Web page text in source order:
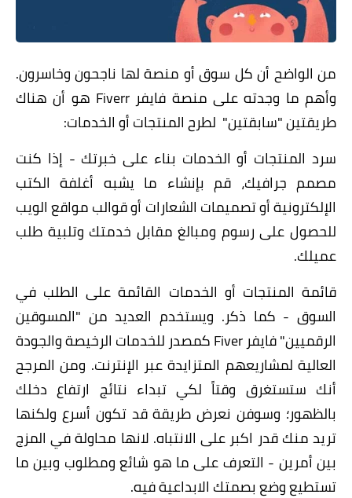
من الواضح أن كل سوق أو منصة لها ناجحون وخاسرون.
وأهم ما وجدته على منصة فايفر Fiverr هو أن هناك
طريقتين "سابقتين" لطرح المنتجات أو الخدمات:
سرد المنتجات أو الخدمات بناء على خبرتك - إذا كنت
مصمم جرافيك، قم بإنشاء ما يشبه أغلفة الكتب
الإلكترونية أو تصميمات الشعارات أو قوالب مواقع الويب
للحصول على رسوم ومبالغ مقابل خدمتك وتلبية طلب
عميلك.
قائمة المنتجات أو الخدمات القائمة على الطلب في
السوق - كما ذكر. ويستخدم العديد من "المسوقين
الرقميين" فايفر Fiver كمصدر للخدمات الرخيصة والجودة
العالية لمشاريعهم المتزايدة عبر الإنترنت. ومن المرجح
أنك ستستغرق وقتاً لكي تبداء نتائج ارتفاع دخلك
بالظهور؛ وسوفن نعرض طريقة قد تكون أسرع ولكنها
تريد منك قدر اكبر على الانتباه. لانها محاولة في المزج
بين أمرين - التعرف على ما هو شائع ومطلوب وبين ما
تستطيع وضع بصمتك الابداعية فيه.